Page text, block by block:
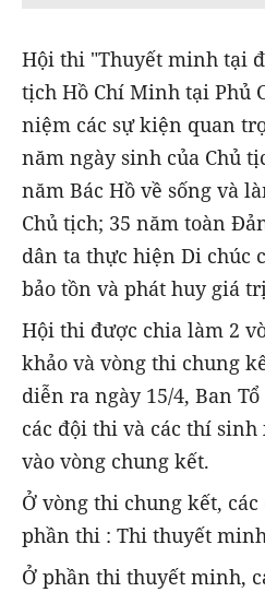
Hội thi "Thuyết minh tại
tịch Hồ Chí Minh tại Phủ
niệm các sự kiện quan
năm ngày sinh của Chủ
năm Bác Hồ về sống và
Chủ tịch; 35 năm toàn
dân ta thực hiện Di chúc
bảo tồn và phát huy giá
Hội thi được chia làm 2
khảo và vòng thi chung
diễn ra ngày 15/4, Ban
các đội thi và các thí sinh
vào vòng chung kết.
Ở vòng thi chung kết,
phần thi : Thi thuyết
Ở phần thi thuyết minh,